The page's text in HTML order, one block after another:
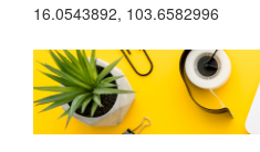
16.0543892, 103.6582996